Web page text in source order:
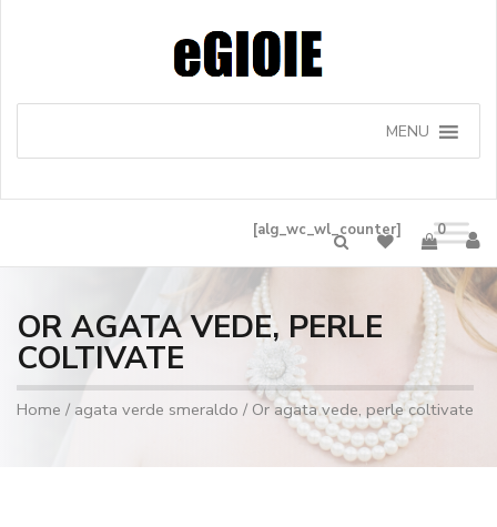
MENU
[alg_wc_wl_counter] 0
OR AGATA VEDE, PERLE
COLTIVATE
Home / agata verde smeraldo / Or agata vede, perle coltivate